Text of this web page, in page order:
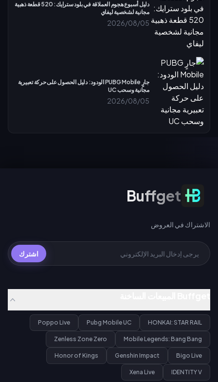
دليل أسبوع هجوم العملاقة في بلود سترايك: 520 قطعة ذهبية
مجانية لشخصية ليفاي
2026/08/05
جارٍ PUBG Mobile الودود: دليل الحصول على حركة تعبيرية
مجانية وسحب UC
2026/08/05
الاشتراك في العروضBuffget
الاشتراك في العروض
اشترك
HONKAI: STAR RAIL
Pubg Mobile UC
Poppo Live
Mobile Legends: Bang Bang
Zenless Zone Zero
Bigo Live
Genshin Impact
Honor of Kings
IDENTITY V
Xena Live